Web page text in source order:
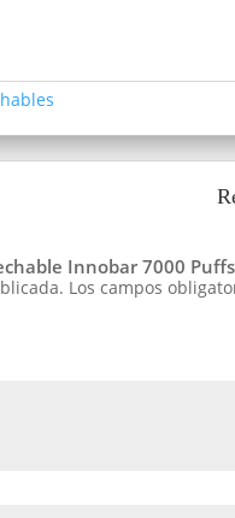
Innobar 7000
Los campos